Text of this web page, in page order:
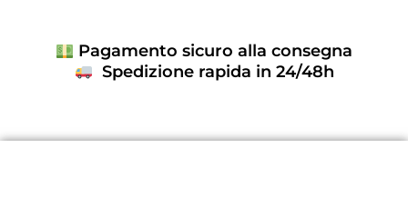
Pagamento sicuro alla consegna
Spedizione rapida in 24/48h